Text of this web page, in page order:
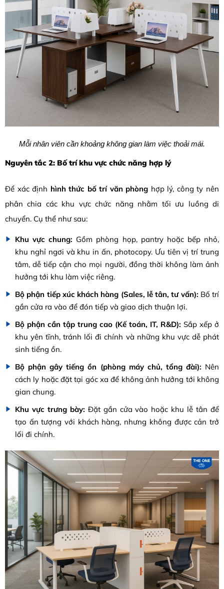
Mỗi nhân viên cần khoảng không gian làm việc thoải mái.
Nguyên tắc 2: Bố trí khu vực chức năng hợp lý
Để xác định hình thức bố trí văn phòng hợp lý, công ty nên
phân chia các khu vực chức năng nhằm tối ưu luồng di
chuyển. Cụ thể như sau:
Khu vực chung: Gồm phòng họp, pantry hoặc bếp nhỏ,
khu nghỉ ngơi và khu in ấn, photocopy. Ưu tiên vị trí trung
tâm, dễ tiếp cận cho mọi người, đồng thời không làm ảnh
hưởng tới khu làm việc riêng.
Bộ phận tiếp xúc khách hàng (Sales, lễ tân, tư vấn): Bố trí
gần cửa ra vào để đón tiếp và giao dịch thuận lợi.
Bộ phận cần tập trung cao (Kế toán, IT, R&D): Sắp xếp ở
khu yên tĩnh, tránh lối đi chính và những khu vực dễ phát
sinh tiếng ồn.
Bộ phận gây tiếng ồn (phòng máy chủ, tổng đài): Nên
cách ly hoặc đặt tại góc xa để không ảnh hưởng tới không
gian chung.
Khu vực trưng bày: Đặt gần cửa vào hoặc khu lễ tân để
tạo ấn tượng với khách hàng, nhưng không được cản trở
lối đi chính.